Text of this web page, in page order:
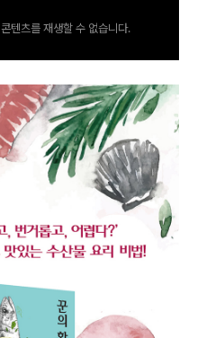
텐츠를 재생할 수 없습니다.